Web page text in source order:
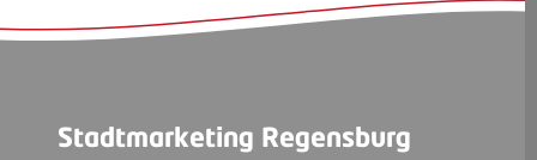
Stadtmarketing Regensburg